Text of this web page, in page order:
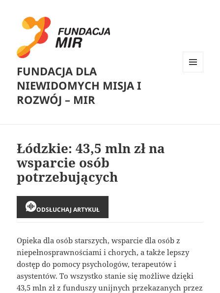
FUNDACJA DLA
NIEWIDOMYCH MISJA I
ROZWÓJ – MIR
Łódzkie: 43,5 mln zł na
wsparcie osób
potrzebujących
ODSŁUCHAJ ARTYKUŁ
Opieka dla osób starszych, wsparcie dla osób z
niepełnosprawnościami i chorych, a także lepszy
dostęp do pomocy psychologów, terapeutów i
asystentów. To wszystko stanie się możliwe dzięki
43,5 mln zł z funduszy unijnych przekazanych przez